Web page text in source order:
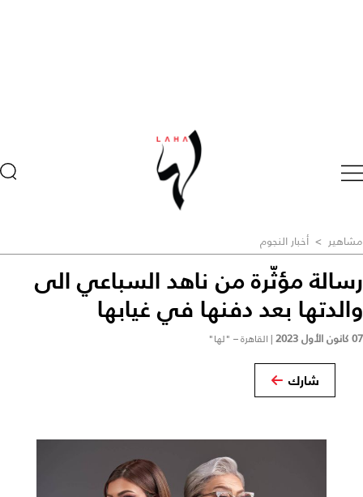
مشاهير > أخبار النجوم
رسالة مؤثّرة من ناهد السباعي الى
والدتها بعد دفنها في غيابها
07 كانون الأول 2023 | القاهرة – "لها"
شارك